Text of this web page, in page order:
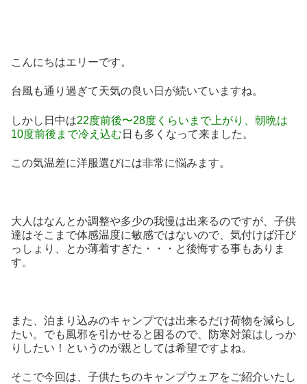
こんにちはエリーです。
台風も通り過ぎて天気の良い日が続いていますね。
しかし日中は22度前後〜28度くらいまで上がり、朝晩は
10度前後まで冷え込む 日も多くなって来ました。
この気温差に洋服選びには非常に悩みます。
大人はなんとか調整や多少の我慢は出来るのですが、子供
達はそこまで体感温度に敏感ではないので、気付けば汗び
っしょり、とか薄着すぎた・・・と後悔する事もありま
す。
また、泊まり込みのキャンプでは出来るだけ荷物を減らし
たい。でも風邪を引かせると困るので、防寒対策はしっか
りしたい！というのが親としては希望ですよね。
そこで今回は、子供たちのキャンプウェアをご紹介いたし